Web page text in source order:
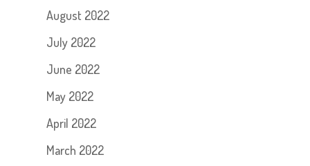
August 2022
July 2022
June 2022
May 2022
April 2022
March 2022